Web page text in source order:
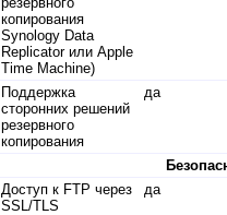
копирования
Synology Data
Replicator или Apple
Time Machine)
Поддержка
сторонних решений
резервного
копирования
да
Доступ к FTP через
SSL/TLS
да